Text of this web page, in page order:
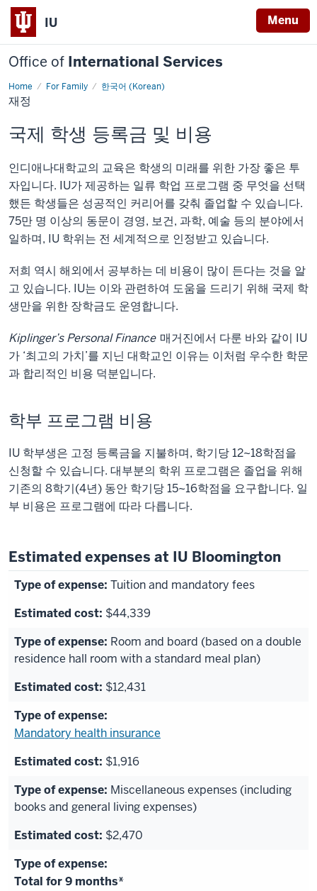
IU Menu
Office of International Services
Home For Family
한국어 (Korean)
재
정
재정
국제 학생 등록금 및 비용
인디애나대학교의 교육은 학생의 미래를 위한 가장 좋은 투
자입니다. IU가 제공하는 일류 학업 프로그램 중 무엇을 선택
했든 학생들은 성공적인 커리어를 갖춰 졸업할 수 있습니다.
75만 명 이상의 동문이 경영, 보건, 과학, 예술 등의 분야에서
일하며, IU 학위는 전 세계적으로 인정받고 있습니다.
저희 역시 해외에서 공부하는 데 비용이 많이 든다는 것을 알
고 있습니다. IU는 이와 관련하여 도움을 드리기 위해 국제 학
생만을 위한 장학금도 운영합니다.
Kiplinger’s Personal Finance 매거진에서 다룬 바와 같이 IU
가 ‘최고의 가치’를 지닌 대학교인 이유는 이처럼 우수한 학문
과 합리적인 비용 덕분입니다.
학부 프로그램 비용
IU 학부생은 고정 등록금을 지불하며, 학기당 12~18학점을
신청할 수 있습니다. 대부분의 학위 프로그램은 졸업을 위해
기존의 8학기(4년) 동안 학기당 15~16학점을 요구합니다. 일
부 비용은 프로그램에 따라 다릅니다.
Estimated expenses at IU Bloomington
Tuition and mandatory fees
$44,339
Room and board (based on a double
residence hall room with a standard meal plan)
$12,431
Mandatory health insurance
$1,916
Miscellaneous expenses (including
books and general living expenses)
$2,470
Total for 9 months*